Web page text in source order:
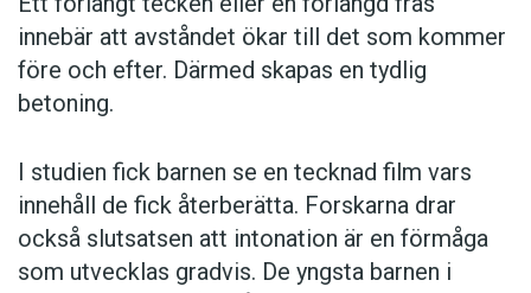
innebär att avståndet ökar till det som kommer
före och efter. Därmed skapas en tydlig
betoning.
I studien fick barnen se en tecknad film vars
innehåll de fick återberätta. Forskarna drar
också slutsatsen att intonation är en förmåga
som utvecklas gradvis. De yngsta barnen i